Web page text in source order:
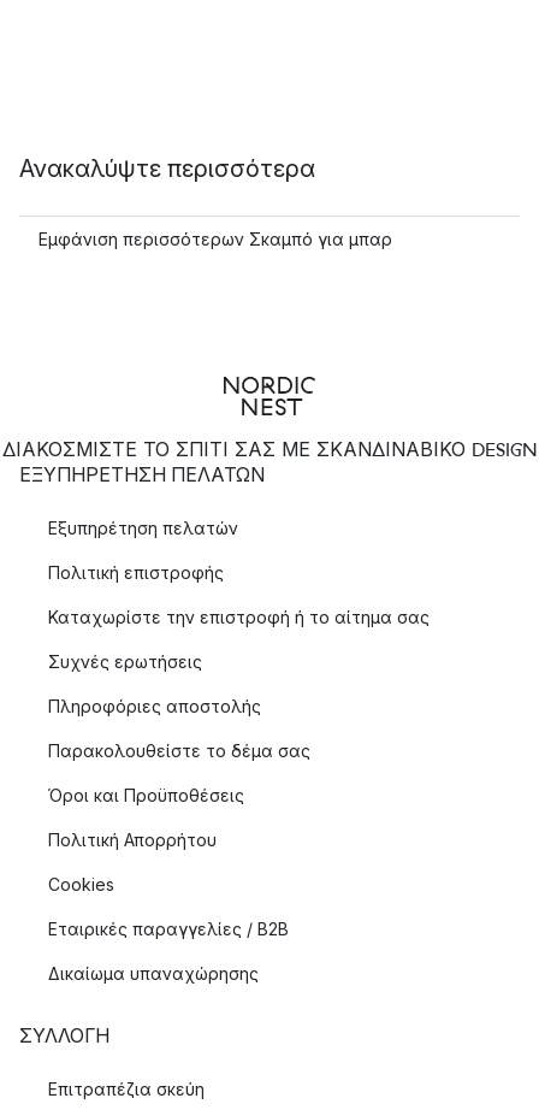
Ανακαλύψτε περισσότερα
Εμφάνιση περισσότερων Σκαμπό για μπαρ
ΔΙΑΚΟΣΜΙΣΤΕ ΤΟ ΣΠΙΤΙ ΣΑΣ ΜΕ ΣΚΑΝΔΙΝΑΒΙΚΟ DESIGN
ΕΞΥΠΗΡΈΤΗΣΗ ΠΕΛΑΤΏΝ
Εξυπηρέτηση πελατών
Πολιτική επιστροφής
Καταχωρίστε την επιστροφή ή το αίτημα σας
Συχνές ερωτήσεις
Πληροφόριες αποστολής
Παρακολουθείστε το δέμα σας
Όροι και Προϋποθέσεις
Πολιτική Απορρήτου
Cookies
Εταιρικές παραγγελίες / B2B
Δικαίωμα υπαναχώρησης
ΣΥΛΛΟΓΉ
Επιτραπέζια σκεύη